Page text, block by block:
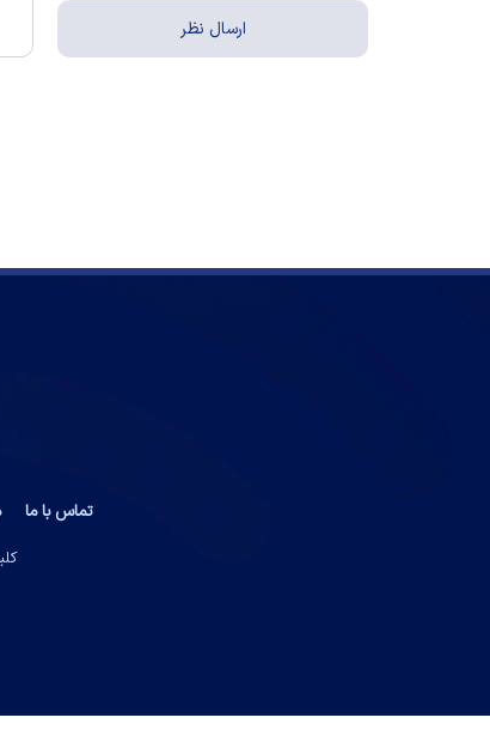
تماس با ما